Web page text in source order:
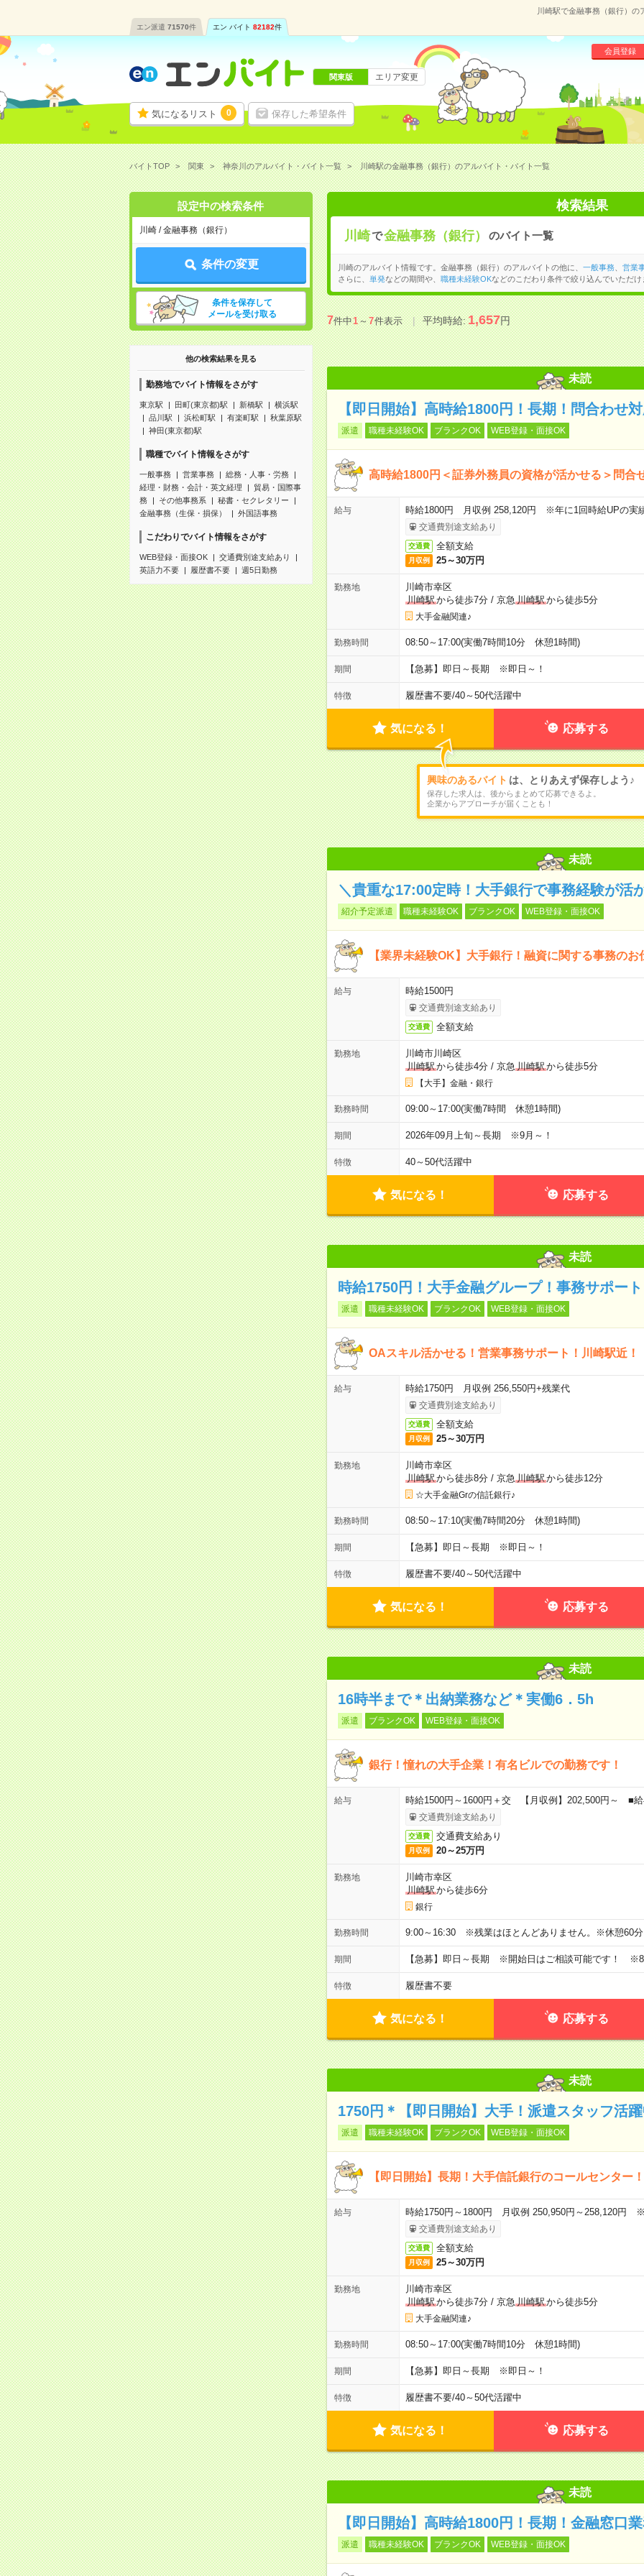
川崎駅で金融事務（銀行）
エン派遣 71570件 エン バイト 82182件
気になるリスト 0 保存した希望条件
会員登録
関東版 エリア変更
バイトTOP 関東 神奈川のアルバイト・バイト一覧 川崎駅の金融事務（銀行）のアルバイト・バイト一覧
設定中の検索条件
川崎 / 金融事務（銀行）
条件の変更
条件を保存して
メールを受け取る
他の検索結果を見る
勤務地でバイト情報をさがす
東京駅 田町(東京都)駅 新橋駅
横浜駅
品川駅
浜松町駅 有楽町駅
秋葉原駅
神田(東京都)駅
職種でバイト情報をさがす
一般事務 営業事務
総務・人事・労務
経理・財務・会計・英文経理
貿易・国際事
務
その他事務系
秘書・セクレタリー
金融事務（生保・損保）
外国語事務
こだわりでバイト情報をさがす
WEB登録・面接OK
交通費別途支給あり
英語力不要
履歴書不要 週5日勤務
検索結果
川崎で金融事務（銀行） のバイト一覧
川崎のアルバイト情報です。金融事務（銀行）のアルバイトの他に、 一般事務、 営業
さらに、
単発などの期間や、 職種未経験OKなどのこだわり条件で絞り込んでいただけ
7件中1～7件表示 平均時給:1,657円
未読
【即日開始】高時給1800円！長期！問合わせ
派遣 職種未経験OK ブランクOK WEB登録・面接OK
高時給1800円＜証券外務員の資格が活かせる＞問合
給与 時給1800円 月収例 258,120円 ※年に1回時給UPの実
交通費別途支給あり
交通費 全額支給
月収例 25～30万円
勤務地
川崎市幸区
川崎駅から徒歩7分/ 京急 川崎駅から徒歩5分
大手金融関連♪
勤務時間 08:50～17:00(実働7時間10分 休憩1時間)
期間 【急募】即日～長期 ※即日～！
特徴 履歴書不要/40～50代活躍中
気になる！ 応募する
興味のあるバイト は、とりあえず保存しよう♪
保存した求人は、後からまとめて応募できるよ。
企業からアプローチが届くことも！
未読
＼貴重な17:00定時！大手銀行で事務経験が活
紹介予定派遣 職種未経験OK ブランクOK WEB登録・面接OK
【業界未経験OK】大手銀行！融資に関する事務のお
給与 時給1500円
交通費別途支給あり
交通費 全額支給
勤務地
川崎市川崎区
川崎駅から徒歩4分/ 京急 川崎駅から徒歩5分
【大手】金融・銀行
勤務時間 09:00～17:00(実働7時間 休憩1時間)
期間 2026年09月上旬～長期 ※9月～！
特徴 40～50代活躍中
気になる！ 応募する
未読
時給1750円！大手金融グループ！事務サポー
派遣 職種未経験OK ブランクOK WEB登録・面接OK
OAスキル活かせる！営業事務サポート！川崎駅近！
給与 時給1750円 月収例 256,550円+残業代
交通費別途支給あり
交通費 全額支給
月収例 25～30万円
勤務地
川崎市幸区
川崎駅から徒歩8分/ 京急 川崎駅から徒歩12分
☆大手金融Grの信託銀行♪
勤務時間 08:50～17:10(実働7時間20分 休憩1時間)
期間 【急募】即日～長期 ※即日～！
特徴 履歴書不要/40～50代活躍中
気になる！ 応募する
未読
16時半まで＊出納業務など＊実働6．5h
派遣 ブランクOK WEB登録・面接OK
銀行！憧れの大手企業！有名ビルでの勤務です！
給与 時給1500円～1600円＋交 【月収例】202,500円～ ■給
交通費別途支給あり
交通費 交通費支給あり
月収例 20～25万円
勤務地
川崎市幸区
川崎駅から徒歩6分
銀行
勤務時間 9:00～16:30 ※残業はほとんどありません。※休憩60
期間 【急募】即日～長期 ※開始日はご相談可能です！ ※8
特徴 履歴書不要
気になる！ 応募する
未読
1750円＊【即日開始】大手！派遣スタッフ活
派遣 職種未経験OK ブランクOK WEB登録・面接OK
【即日開始】長期！大手信託銀行のコールセンター
給与 時給1750円～1800円 月収例 250,950円～258,120円
交通費別途支給あり
交通費 全額支給
月収例 25～30万円
勤務地
川崎市幸区
川崎駅から徒歩7分/ 京急 川崎駅から徒歩5分
大手金融関連♪
勤務時間 08:50～17:00(実働7時間10分 休憩1時間)
期間 【急募】即日～長期 ※即日～！
特徴 履歴書不要/40～50代活躍中
気になる！ 応募する
未読
【即日開始】高時給1800円！長期！金融窓口
派遣 職種未経験OK ブランクOK WEB登録・面接OK